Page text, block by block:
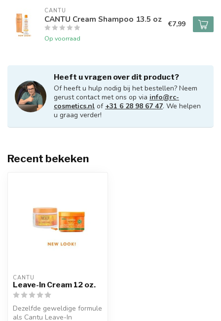
CANTU
CANTU Cream Shampoo 13.5 oz
Op voorraad
€7,99
Heeft u vragen over dit product?
Of heeft u hulp nodig bij het bestellen? Neem
gerust contact met ons op via info@rc-
cosmetics.nl of +31 6 28 98 67 47. We helpen
u graag verder!
Recent bekeken
CANTU
Leave-In Cream 12 oz.
Dezelfde geweldige formule
als Cantu Leave-In